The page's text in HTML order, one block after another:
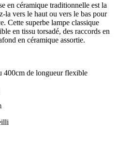
en céramique traditionnelle est la
la vers le haut ou vers le bas pour
Cette superbe lampe classique
en tissu torsadé, des raccords en
en céramique assortie.
400cm de longueur flexible